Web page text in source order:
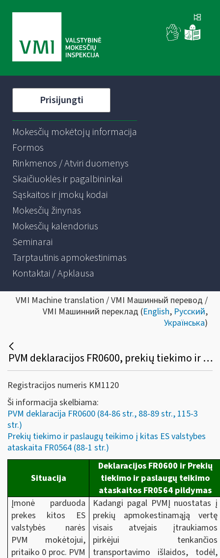
Prisijungti
Mokesčių mokėtojų informacija
Formos
Rinkmenos / Atviri duomenys
Skaičiuoklės ir pagalbininkai
Sąskaitos ir įmokų kodai
Mokesčių žinynas
Mokesčių kalendorius
Seminarai
Tarptautinis apmokestinimas
Kontaktai / Apklausa
VMI Machine translation / VMI Машинный перевод /
VMI Машинний переклад (English, Русский,
Українська)
PVM deklaracijos FR0600, prekių tiekimo ir paslaugų teikimo į kitas ES valstybes nares ataskaitos FR0564 pildymo pavyzdžiai
Registracijos numeris KM1120
Ši informacija skelbiama:
PVM deklaracija FR0600 (84-86 str., 88-89 str., 115-3
str.)
Prekių tiekimo ir paslaugų teikimo į kitas ES valstybes
ataskaita FR0564 (88-1 str.)
Situacija
Deklaracijos FR0600 ir Prekių
tiekimo ir paslaugų teikimo
ataskaitos FR0564 pildymas
Įmonė parduoda
prekes kitos ES
valstybės narės
PVM mokėtojui,
pritaiko 0 proc. PVM
Kadangi pagal PVMĮ nuostatas į
prekių apmokestinamąją vertę
visais atvejais įtraukiamos
pirkėjui tenkančios
transportavimo išlaidos, todėl,